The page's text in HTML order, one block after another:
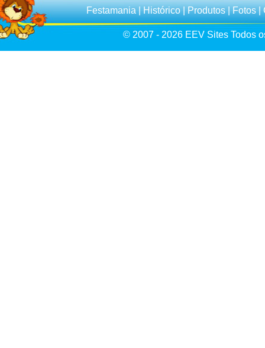
Festamania|Histórico|Produtos|Fotos|
© 2007 - 2026 EEV Sites Todos